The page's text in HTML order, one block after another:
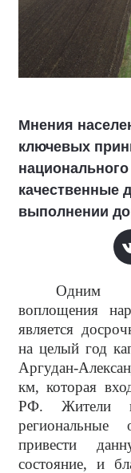
Мнения
ключевых
качественные
выполнении
Одним
воплощения
является
на целый год
Аргудан-
км, которая
РФ. Жители
привести
состояние, и